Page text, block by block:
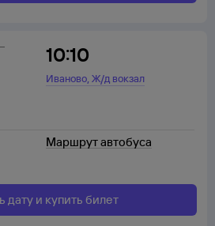
10:10
Иваново,Ж/д вокзал
Маршрут автобуса
дату и купить билет